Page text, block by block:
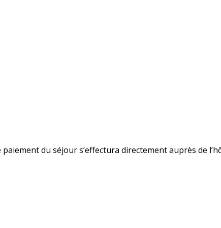
du séjour s’effectura directement auprès de